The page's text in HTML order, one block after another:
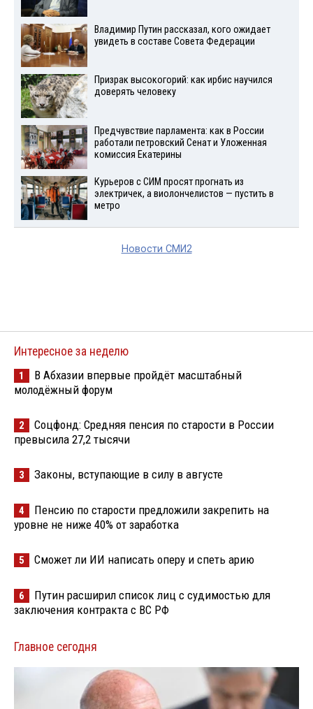
Владимир Путин рассказал, кого ожидает
увидеть в составе Совета Федерации
Призрак высокогорий: как ирбис научился
доверять человеку
Предчувствие парламента: как в России
работали петровский Сенат и Уложенная
комиссия Екатерины
Курьеров с СИМ просят прогнать из
электричек, а виолончелистов — пустить в
метро
Новости СМИ2
Интересное за неделю
1
В Абхазии впервые пройдёт масштабный
молодёжный форум
2
Соцфонд: Средняя пенсия по старости в России
превысила 27,2 тысячи
3 Законы, вступающие в силу в августе
4
Пенсию по старости предложили закрепить на
уровне не ниже 40% от заработка
5 Сможет ли ИИ написать оперу и спеть арию
6
Путин расширил список лиц с судимостью для
заключения контракта с ВС РФ
Главное сегодня